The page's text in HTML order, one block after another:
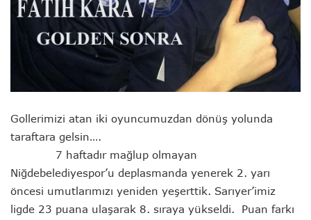
Gollerimizi atan iki oyuncumuzdan dönüş yolunda
taraftara gelsin….
7 haftadır mağlup olmayan
Niğdebelediyespor’u deplasmanda yenerek 2. yarı
öncesi umutlarımızı yeniden yeşerttik. Sarıyer’imiz
ligde 23 puana ulaşarak 8. sıraya yükseldi. Puan farkı